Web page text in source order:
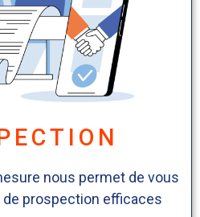
nous permet de vous
prospection efficaces